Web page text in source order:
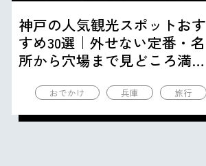
神戸の人気観光スポットおす
すめ30選｜外せない定番・名
所から穴場まで見どころ満載
おでかけ 兵庫 旅行